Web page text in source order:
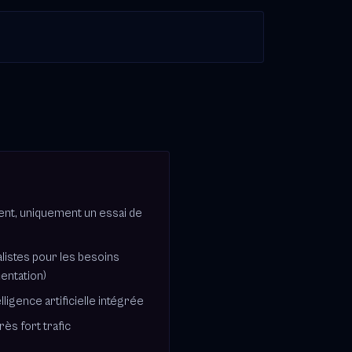
uniquement un essai de
pour les besoins
artificielle intégrée
fort trafic